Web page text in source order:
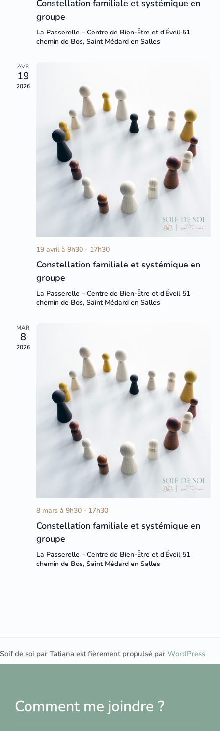
Constellation familiale et systémique en
groupe
La Passerelle – Centre de Bien-Être et d’Éveil 51
chemin de Bos, Saint Médard en Salles
AVR
19
2026
19 avril à 9h30- 17h30
Constellation familiale et systémique en
groupe
La Passerelle – Centre de Bien-Être et d’Éveil 51
chemin de Bos, Saint Médard en Salles
MAR
8
2026
8 mars à 9h30- 17h30
Constellation familiale et systémique en
groupe
La Passerelle – Centre de Bien-Être et d’Éveil 51
chemin de Bos, Saint Médard en Salles
Soif de soi par Tatiana est fièrement propulsé par WordPress
Comment me joindre ?